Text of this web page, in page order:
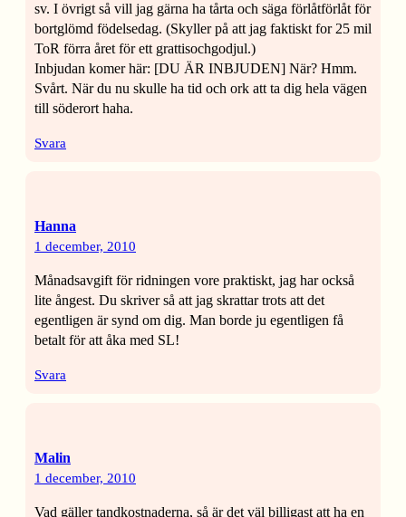
sv. I övrigt så vill jag gärna ha tårta och säga förlåtförlåt för
bortglömd födelsedag. (Skyller på att jag faktiskt for 25 mil
ToR förra året för ett grattisochgodjul.)
Inbjudan komer här: [DU ÄR INBJUDEN] När? Hmm.
Svårt. När du nu skulle ha tid och ork att ta dig hela vägen
till söderort haha.
Svara
Hanna
1 december, 2010
Månadsavgift för ridningen vore praktiskt, jag har också
lite ångest. Du skriver så att jag skrattar trots att det
egentligen är synd om dig. Man borde ju egentligen få
betalt för att åka med SL!
Svara
Malin
1 december, 2010
Vad gäller tandkostnaderna, så är det väl billigast att ha en